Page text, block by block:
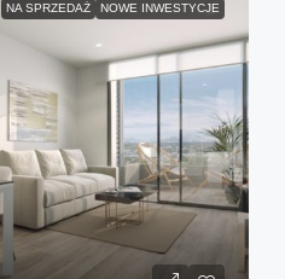
NA SPRZEDAŻ NOWE INWESTYCJE